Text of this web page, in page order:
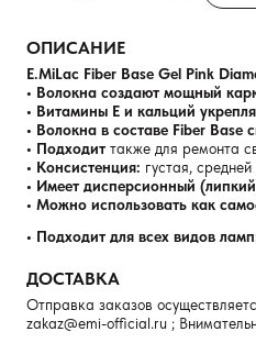
ОПИСАНИЕ
E.MiLac Fiber Base Gel Pink
• Волокна создают мощный
• Витамины Е и кальций
• Волокна в составе Fiber Base
• Подходит также для ремонта
• Консистенция: густая, средней
• Имеет дисперсионный
• Можно использовать как
• Подходит для всех видов
ДОСТАВКА
Отправка заказов
zakaz@emi-official.ru ;